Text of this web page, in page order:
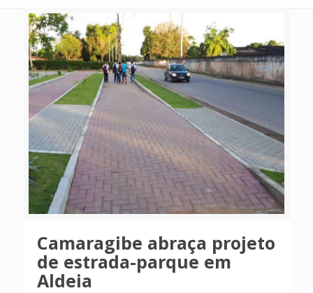
Camaragibe abraça projeto
de estrada-parque em
Aldeia